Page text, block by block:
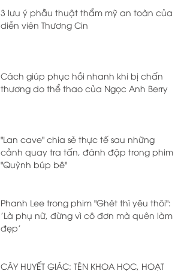
3 lưu ý phẫu thuật thẩm mỹ an toàn của
diễn viên Thương Cin
Cách giúp phục hồi nhanh khi bị chấn
thương do thể thao của Ngọc Anh Berry
"Lan cave" chia sẻ thực tế sau những
cảnh quay tra tấn, đánh đập trong phim
"Quỳnh búp bê"
Phanh Lee trong phim "Ghét thì yêu thôi":
'Là phụ nữ, đừng vì cô đơn mà quên làm
đẹp'
CÂY HUYẾT GIÁC: TÊN KHOA HỌC, HOẠT